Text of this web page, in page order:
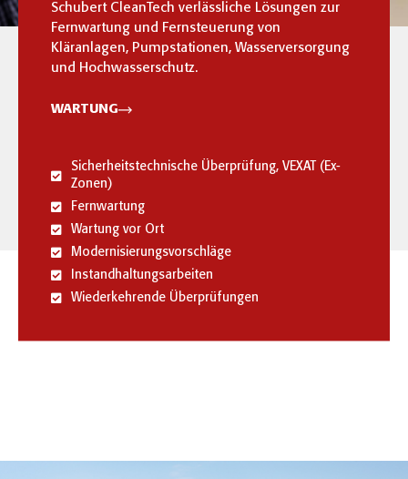
Schubert CleanTech verlässliche Lösungen zur
Fernwartung und Fernsteuerung von
Kläranlagen, Pumpstationen, Wasserversorgung
und Hochwasserschutz.
WARTUNG
Sicherheitstechnische Überprüfung, VEXAT (Ex-
Zonen)
Fernwartung
Wartung vor Ort
Modernisierungsvorschläge
Instandhaltungsarbeiten
Wiederkehrende Überprüfungen